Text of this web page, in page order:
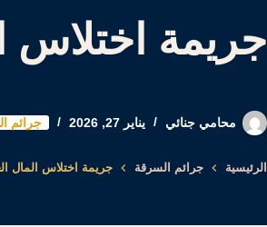
جريمة اختلاس
محامي جنائي يناير 27, 2026 جرائم
الرئيسية جرائم السرقة جريمة اختلاس المال